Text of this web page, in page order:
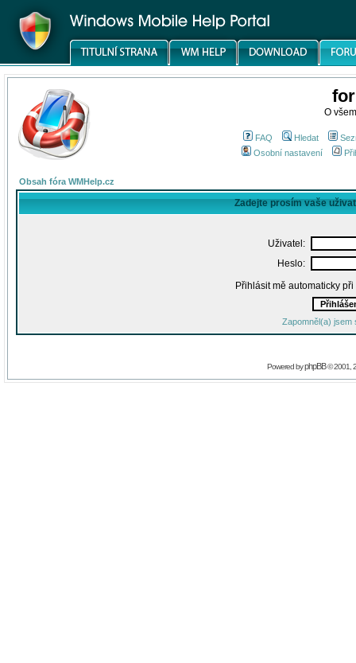
O
FAQ Hledat
Osobní nastavení
Obsah fóra WMHelp.cz
Zadejte prosím vaše
Uživatel:
Heslo:
Přihlásit mě automaticky
Zapomněl(a) jsem
Powered byphpBB© 2001,